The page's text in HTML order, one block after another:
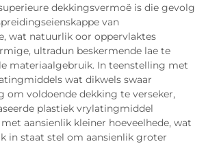
dekkingsvermoë is die gevolg
van
wat natuurlik oor oppervlaktes
ultradun beskermende lae te
materiaalgebruik. In teenstelling met
wat dikwels swaar
om voldoende dekking te verseker,
plastiek vrylatingmiddel
aansienlik kleiner hoeveelhede, wat
in staat stel om aansienlik groter